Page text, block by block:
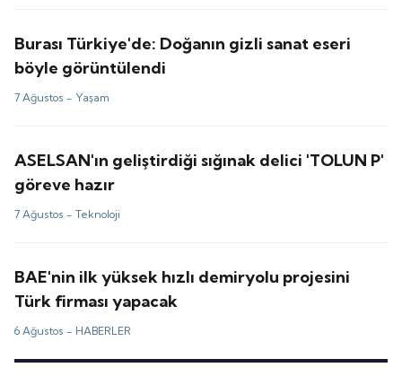
Burası Türkiye'de: Doğanın gizli sanat eseri
böyle görüntülendi
7 Ağustos - Yaşam
ASELSAN'ın geliştirdiği sığınak delici 'TOLUN P'
göreve hazır
7 Ağustos -Teknoloji
BAE'nin ilk yüksek hızlı demiryolu projesini
Türk firması yapacak
6 Ağustos - HABERLER